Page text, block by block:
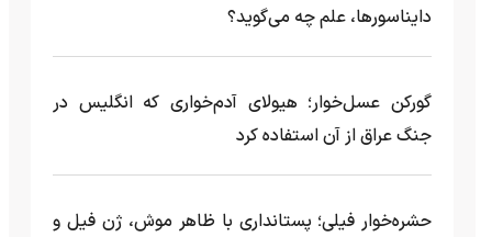
دایناسورها، علم چه می‌گوید؟
گورکن عسل‌خوار؛ هیولای آدم‌خواری که انگلیس در
جنگ عراق از آن استفاده کرد
حشره‌خوار فیلی؛ پستانداری با ظاهر موش، ژن فیل و